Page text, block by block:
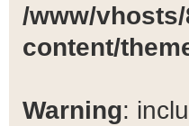
/www/
content/
Warning: